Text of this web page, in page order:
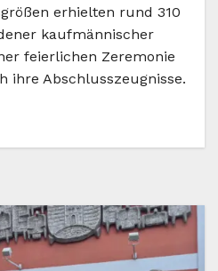
erhielten rund 310
kaufmännischer
feierlichen Zeremonie
ihre Abschlusszeugnisse.